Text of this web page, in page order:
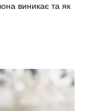
виникає та як